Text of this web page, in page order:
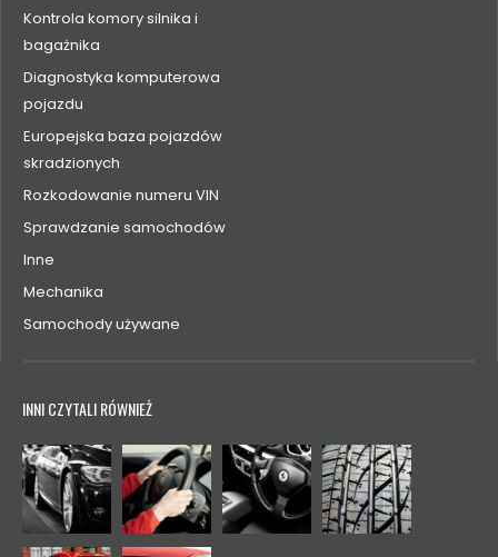
Kontrola komory silnika i
bagażnika
Diagnostyka komputerowa
pojazdu
Europejska baza pojazdów
skradzionych
Rozkodowanie numeru VIN
Sprawdzanie samochodów
Inne
Mechanika
Samochody używane
INNI CZYTALI RÓWNIEŻ